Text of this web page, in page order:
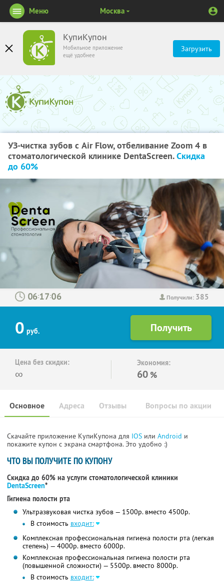
КупиКупон
Мобильное приложение
ещё удобнее
Загрузить
Меню Москва
УЗ-чистка зубов с Air Flow, отбеливание Zoom 4 в
стоматологической клинике DentaScreen.Скидка
до 60%
Получили: 385
: :
0 руб.
Цена без скидки:
∞
Экономия:
60 %
Основное Отзывы Вопросы по акции
Адреса
Скачайте приложение КупиКупона для IOS или Android и
покажите купон с экрана смартфона. Это удобно :)
ЧТО ВЫ ПОЛУЧИТЕ ПО КУПОНУ
Скидка до 60% на услуги стоматологической клиники
DentaScreen*
Гигиена полости рта
Ультразвуковая чистка зубов — 1500р. вместо 4500р.
В стоимость входит:
Комплексная профессиональная гигиена полости рта (легкая
степень) — 4000р. вместо 6000р.
Комплексная профессиональная гигиена полости рта
(повышенной сложности) — 5500р. вместо 8000р.
В стоимость входит: